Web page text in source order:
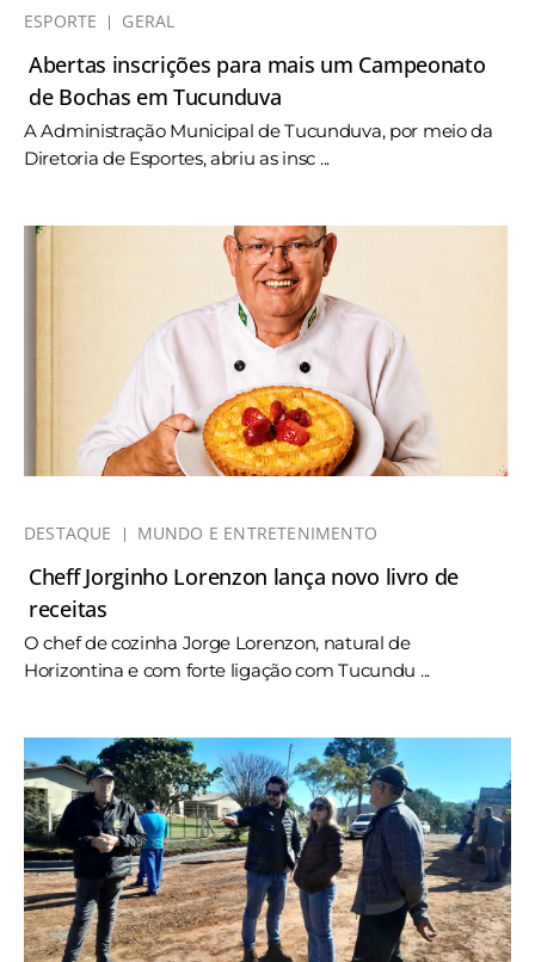
ESPORTE GERAL
Abertas inscrições para mais um Campeonato
de Bochas em Tucunduva
A Administração Municipal de Tucunduva, por meio da
Diretoria de Esportes, abriu as insc ...
DESTAQUE MUNDO E ENTRETENIMENTO
Cheff Jorginho Lorenzon lança novo livro de
receitas
O chef de cozinha Jorge Lorenzon, natural de
Horizontina e com forte ligação com Tucundu ...